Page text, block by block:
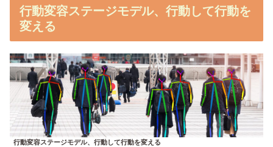
行動変容ステージモデル、行動して行動を
変える
行動変容ステージモデル、行動して行動を変える